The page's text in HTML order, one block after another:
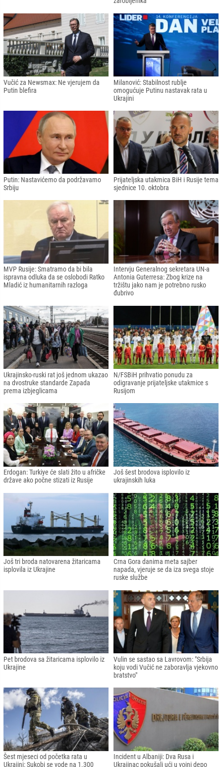
Vučić za Newsmax: Ne vjerujem da
Putin blefira
Milanović: Stabilnost rublje
omogućuje Putinu nastavak rata u
Ukrajini
Putin: Nastavićemo da podržavamo
Srbiju
Prijateljska utakmica BiH i Rusije tema
sjednice 10. oktobra
MVP Rusije: Smatramo da bi bila
ispravna odluka da se oslobodi Ratko
Mladić iz humanitarnih razloga
Intervju Generalnog sekretara UN-a
Antonia Guterresa: Zbog krize na
tržištu jako nam je potrebno rusko
đubrivo
Ukrajinsko-ruski rat još jednom ukazao
na dvostruke standarde Zapada
prema izbjeglicama
N/FSBiH prihvatio ponudu za
odigravanje prijateljske utakmice s
Rusijom
Erdogan: Turkiye će slati žito u afričke
države ako počne stizati iz Rusije
Još šest brodova isplovilo iz
ukrajinskih luka
Još tri broda natovarena žitaricama
isplovila iz Ukrajine
Crna Gora danima meta sajber
napada, vjeruje se da iza svega stoje
ruske službe
Pet brodova sa žitaricama isplovilo iz
Ukrajine
Vulin se sastao sa Lavrovom: "Srbija
koju vodi Vučić ne zaboravlja vjekovno
bratstvo"
Šest mjeseci od početka rata u
Ukrajini: Sukobi se vode na 1.300
Incident u Albaniji: Dva Rusa i
Ukrajinac pokušali ući u vojni depo